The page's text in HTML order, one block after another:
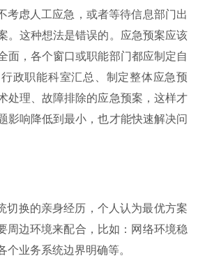
考虑人工应急，或者等待信息部门出
。这种想法是错误的。应急预案应该
面，各个窗口或职能部门都应制定自
政职能科室汇总、制定整体应急预
处理、故障排除的应急预案，这样才
影响降低到最小，也才能快速解决问
切换的亲身经历，个人认为最优方案
周边环境来配合，比如：网络环境稳
个业务系统边界明确等。